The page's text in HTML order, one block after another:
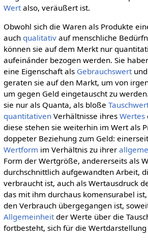
Wertalso, veräußert ist.
Obwohl sich die Waren als Produkte
auch qualitativauf menschliche
können sie auf dem Merkt nur
aufeinánder bezogen werden. Sie
eine Eigenschaft als Gebrauchswertund
geraten sie auf den Markt, um von
um gegen Geld eingetauscht zu
sie nur als Quanta, als bloße
quantitativenVerhältnisse ihres Wertes
diese stehen sie weiterhin im Wert als
doppeter Beziehung zum Geld:
Wertform im Verhältnis zu ihrer
Form der Wertgröße, andererseits als
durchschnittlich aufgewandten Arbeit,
verbraucht ist, auch als Wertausdruck
das mit ihm durchaus komensurabel
den Verbrauch übergegangen ist,
Allgemeinheitder Werte über die
fortbesteht, sich für die